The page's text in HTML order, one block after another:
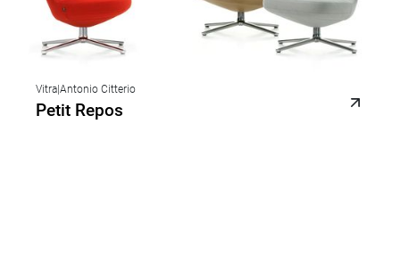
Vitra Antonio Citterio
Petit Repos